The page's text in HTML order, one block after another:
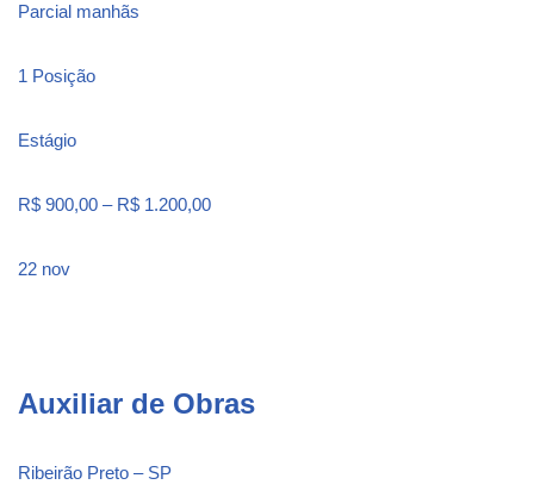
Parcial manhãs
1 Posição
Estágio
R$ 900,00 – R$ 1.200,00
22 nov
Auxiliar de Obras
Ribeirão Preto – SP